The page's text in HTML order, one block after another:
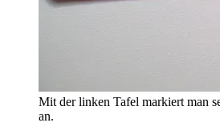
Mit der linken Tafel markiert man
an.